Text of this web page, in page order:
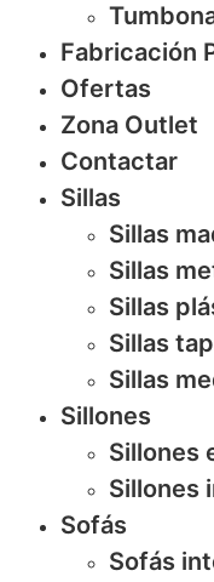
Fabricación
Ofertas
Zona Outlet
Contactar
Sillas
Sillas
Sillas
Sillas
Sillas
Sillas
Sillones
Sillones
Sillones
Sofás
Sofás